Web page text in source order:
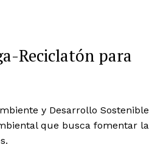
Reciclatón para
y Desarrollo Sostenible
que busca fomentar la